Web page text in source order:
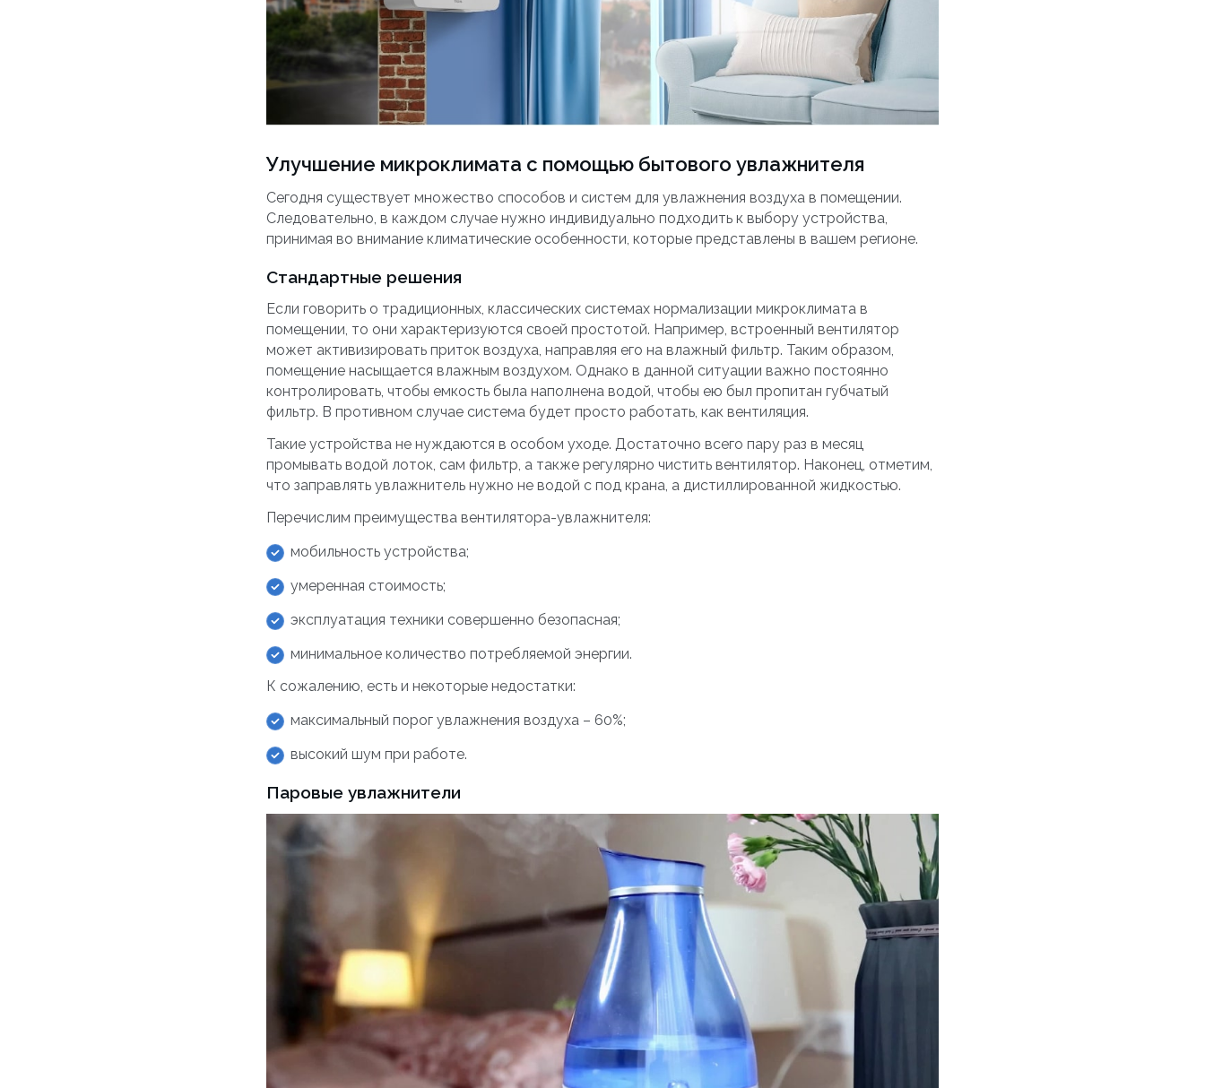
Улучшение микроклимата с помощью бытового увлажнителя
Сегодня существует множество способов и систем для увлажнения воздуха в помещении.
Следовательно, в каждом случае нужно индивидуально подходить к выбору устройства,
принимая во внимание климатические особенности, которые представлены в вашем регионе.
Стандартные решения
Если говорить о традиционных, классических системах нормализации микроклимата в
помещении, то они характеризуются своей простотой. Например, встроенный вентилятор
может активизировать приток воздуха, направляя его на влажный фильтр. Таким образом,
помещение насыщается влажным воздухом. Однако в данной ситуации важно постоянно
контролировать, чтобы емкость была наполнена водой, чтобы ею был пропитан губчатый
фильтр. В противном случае система будет просто работать, как вентиляция.
Такие устройства не нуждаются в особом уходе. Достаточно всего пару раз в месяц
промывать водой лоток, сам фильтр, а также регулярно чистить вентилятор. Наконец, отметим,
что заправлять увлажнитель нужно не водой с под крана, а дистиллированной жидкостью.
Перечислим преимущества вентилятора-увлажнителя:
мобильность устройства;
умеренная стоимость;
эксплуатация техники совершенно безопасная;
минимальное количество потребляемой энергии.
К сожалению, есть и некоторые недостатки:
максимальный порог увлажнения воздуха – 60%;
высокий шум при работе.
Паровые увлажнители